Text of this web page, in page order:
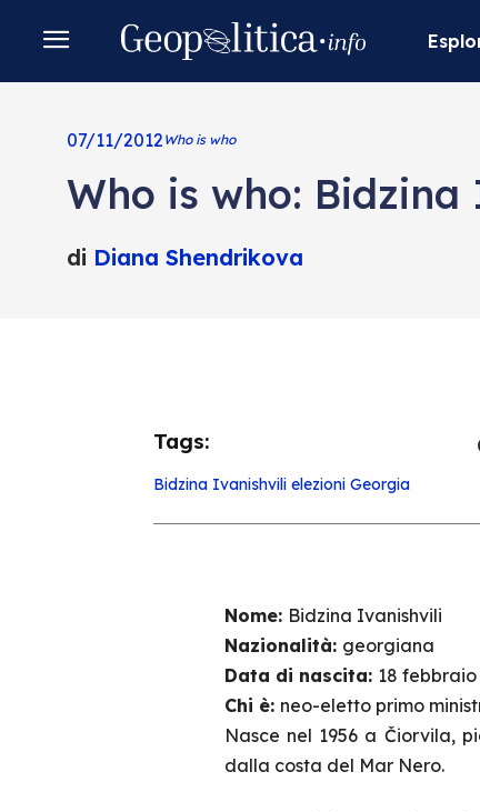
07/11/2012 Who is who
Who is who:
di Diana Shendrikova
Tags:
Bidzina Ivanishvili elezioni Georgia
Nome: Bidzina Ivanishvili
Nazionalità: georgiana
Data di nascita: 18 febbraio
Chi è: neo-eletto primo
Nasce nel 1956 a Čiorvila,
dalla costa del Mar Nero.